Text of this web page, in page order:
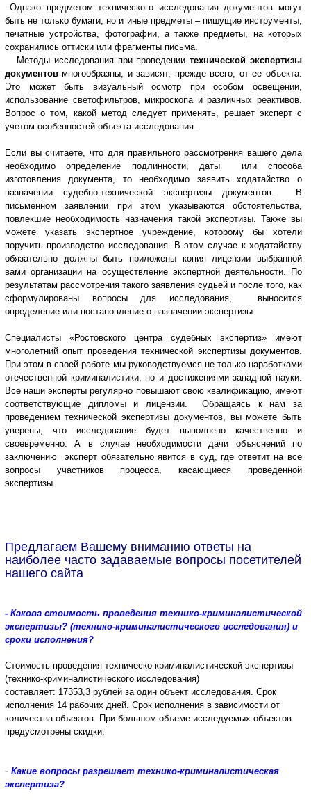
Однако предметом технического исследования документов могут
быть не только бумаги, но и иные предметы – пишущие инструменты,
печатные устройства, фотографии, а также предметы, на которых
сохранились оттиски или фрагменты письма.
Методы исследования при проведениитехнической экспертизы
документов многообразны, и зависят, прежде всего, от ее объекта.
Это может быть визуальный осмотр при особом освещении,
использование светофильтров, микроскопа и различных реактивов.
Вопрос о том, какой метод следует применять, решает эксперт с
учетом особенностей объекта исследования.
Если вы считаете, что для правильного рассмотрения вашего дела
необходимо определение подлинности, даты или способа
изготовления документа, то необходимо заявить ходатайство о
назначении судебно-технической экспертизы документов. В
письменном заявлении при этом указываются обстоятельства,
повлекшие необходимость назначения такой экспертизы. Также вы
можете указать экспертное учреждение, которому бы хотели
поручить производство исследования. В этом случае к ходатайству
обязательно должны быть приложены копия лицензии выбранной
вами организации на осуществление экспертной деятельности. По
результатам рассмотрения такого заявления судьей и после того, как
сформулированы вопросы для исследования, выносится
определение или постановление о назначении экспертизы.
Специалисты «Ростовского центра судебных экспертиз» имеют
многолетний опыт проведения технической экспертизы документов.
При этом в своей работе мы руководствуемся не только наработками
отечественной криминалистики, но и достижениями западной науки.
Все наши эксперты регулярно повышают свою квалификацию, имеют
соответствующие дипломы и лицензии. Обращаясь к нам за
проведением технической экспертизы документов, вы можете быть
уверены, что исследование будет выполнено качественно и
своевременно. А в случае необходимости дачи объяснений по
заключению эксперт обязательно явится в суд, где ответит на все
вопросы участников процесса, касающиеся проведенной
экспертизы.
Предлагаем Вашему вниманию ответы на
наиболее часто задаваемые вопросы посетителей
нашего сайта
- Какова стоимость проведения технико-криминалистической
экспертизы? (технико-криминалистического исследования) и
сроки исполнения?
Стоимость проведения техническо-криминалистической экспертизы
(технико-криминалистического исследования)
составляет: 17353,3 рублей за один объект исследования. Срок
исполнения 14 рабочих дней. Срок исполнения в зависимости от
количества объектов. При большом объеме исследуемых объектов
предусмотрены скидки.
- Какие вопросы разрешает технико-криминалистическая
экспертиза?